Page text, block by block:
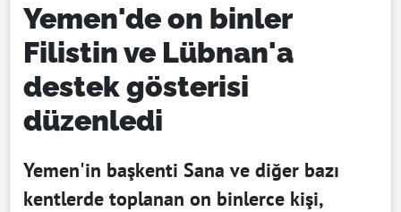
Yemen'de on binler
Filistin ve Lübnan'a
destek gösterisi
düzenledi
Yemen'in başkenti Sana ve diğer bazı
kentlerde toplanan on binlerce kişi,